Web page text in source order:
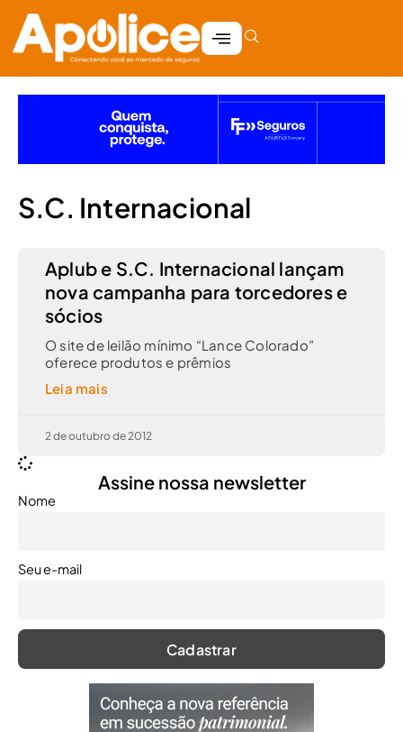
S.C. Internacional
Aplub e S.C. Internacional lançam
nova campanha para torcedores e
sócios
O site de leilão mínimo “Lance Colorado”
oferece produtos e prêmios
Leia mais
2 de outubro de 2012
Assine nossa newsletter
Nome
Seu e-mail